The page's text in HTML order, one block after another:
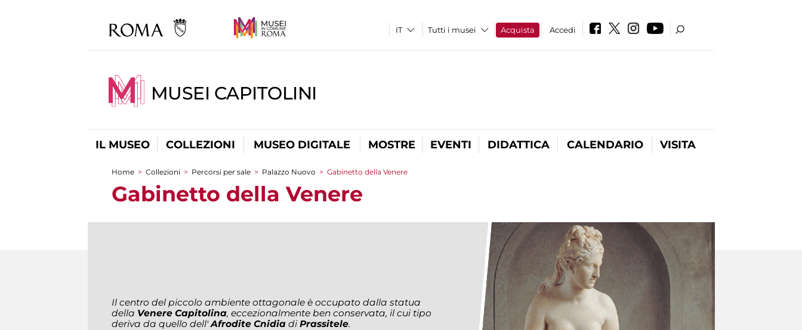
Tutti i musei Acquista Accedi
MUSEI CAPITOLINI
IL MUSEO COLLEZIONI MUSEO DIGITALE MOSTRE EVENTI DIDATTICA CALENDARIO VISITA
Tu sei qui
Home > Collezioni > Percorsi per sale > Palazzo Nuovo > Gabinetto della Venere
Gabinetto della Venere
Il centro del piccolo ambiente ottagonale è occupato dalla statua
della Venere Capitolina, eccezionalmente ben conservata, il cui tipo
deriva da quello dell'Afrodite Cnidia di Prassitele.